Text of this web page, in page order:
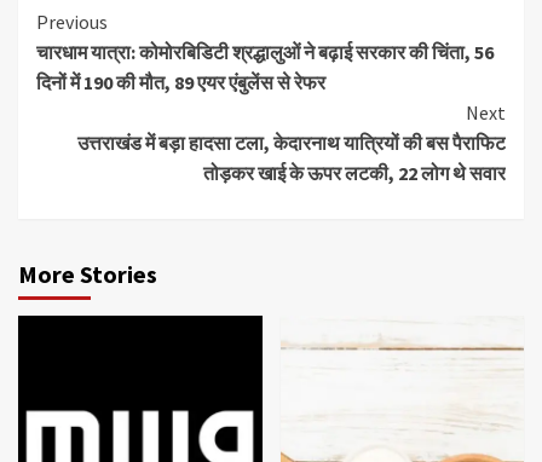
Continue
Reading
Previous
चारधाम यात्रा: कोमोरबिडिटी श्रद्धालुओं ने बढ़ाई सरकार की चिंता, 56
दिनों में 190 की मौत, 89 एयर एंबुलेंस से रेफर
Next
उत्तराखंड में बड़ा हादसा टला, केदारनाथ यात्रियों की बस पैराफिट
तोड़कर खाई के ऊपर लटकी, 22 लोग थे सवार
More Stories